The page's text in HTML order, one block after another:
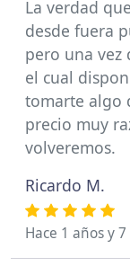
La verdad
desde fuera
pero una vez
el cual
tomarte algo
precio muy
volveremos.
Ricardo M.
Hace 1 años y